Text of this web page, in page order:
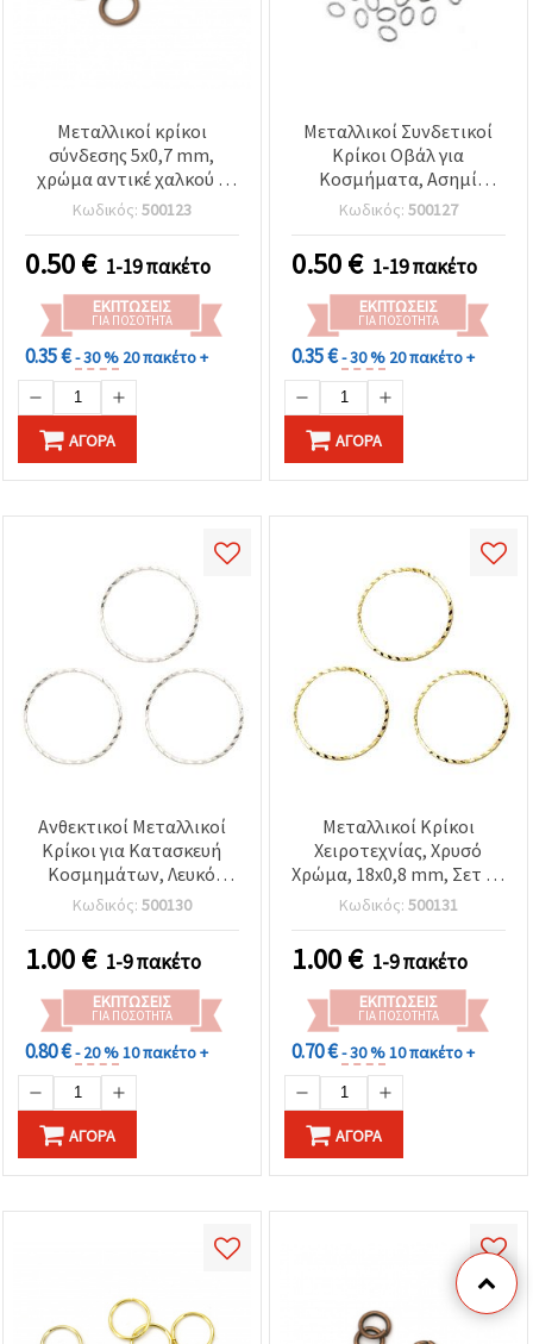
Μεταλλικοί κρίκοι
σύνδεσης 5x0,7 mm,
χρώμα αντικέ χαλκού –
Υλικά κοσμηματοποιίας,
200 τεμ.
Κωδικός: 500123
0.50€ 1-19 πακέτο
ΕΚΠΤΏΣΕΙΣ
ΓΙΑ ΠΟΣΌΤΗΤΑ
0.35 €- 30 % 20 πακέτο +
ΑΓΟΡΆ
Μεταλλικοί Συνδετικοί
Κρίκοι Οβάλ για
Κοσμήματα, Ασημί
5x4x0,7 mm - 200 τεμ.
Κωδικός: 500127
0.50€ 1-19 πακέτο
ΕΚΠΤΏΣΕΙΣ
ΓΙΑ ΠΟΣΌΤΗΤΑ
0.35 €- 30 % 20 πακέτο +
ΑΓΟΡΆ
Ανθεκτικοί Μεταλλικοί
Κρίκοι για Κατασκευή
Κοσμημάτων, Λευκό
Χρώμα, 18 x 0,8 mm – Σετ
10 τεμ., Ιδανικοί για DIY &
Χειροποίητες
Δημιουργίες
Κωδικός: 500130
1.00€ 1-9 πακέτο
ΕΚΠΤΏΣΕΙΣ
ΓΙΑ ΠΟΣΌΤΗΤΑ
0.80 €- 20 %10 πακέτο +
ΑΓΟΡΆ
Μεταλλικοί Κρίκοι
Χειροτεχνίας, Χρυσό
Χρώμα, 18x0,8 mm, Σετ 10
τεμ.
Κωδικός: 500131
1.00€ 1-9 πακέτο
ΕΚΠΤΏΣΕΙΣ
ΓΙΑ ΠΟΣΌΤΗΤΑ
0.70 €- 30 %10 πακέτο +
ΑΓΟΡΆ